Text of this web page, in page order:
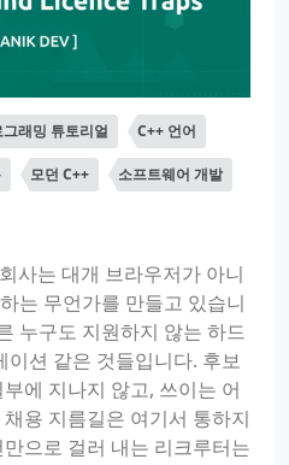
그래밍 튜토리얼 C++ 언어
모던 C++ 소프트웨어 개발
사는 대개 브라우저가 아니
는 무언가를 만들고 있습니
누구도 지원하지 않는 하드
션 같은 것들입니다. 후보
에 지나지 않고, 쓰이는 어
용 지름길은 여기서 통하지
만으로 걸러 내는 리크루터는